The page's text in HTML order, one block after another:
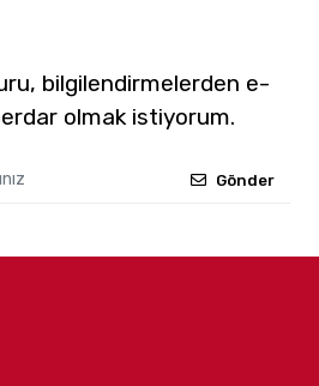
bilgilendirmelerden e-
olmak istiyorum.
Gönder